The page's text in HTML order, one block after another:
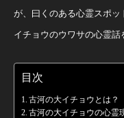
が、曰くのある心霊スポ
イチョウのウワサの心霊話
目次
古河の大イチョウとは？
古河の大イチョウの心霊